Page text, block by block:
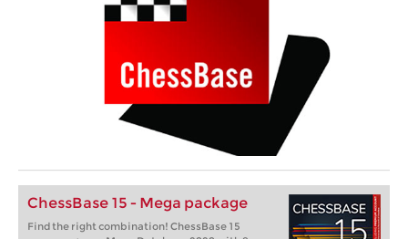
ChessBase 15 - Mega package
Find the right combination! ChessBase 15